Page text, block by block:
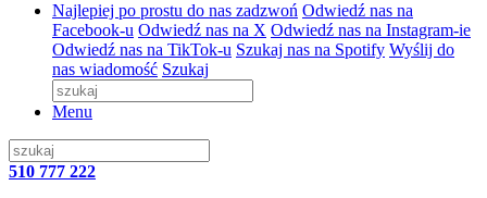
Najlepiej po prostu do nas zadzwoń Odwiedź nas na
Facebook-u Odwiedź nas na X Odwiedź nas na Instagram-ie
Odwiedź nas na TikTok-u Szukaj nas na Spotify Wyślij do
nas wiadomość Szukaj
Menu
510 777 222